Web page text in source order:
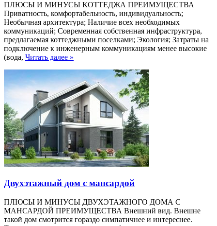
ПЛЮСЫ И МИНУСЫ КОТТЕДЖА ПРЕИМУЩЕСТВА
Приватность, комфортабельность, индивидуальность;
Необычная архитектура; Наличие всех необходимых
коммуникаций; Современная собственная инфраструктура,
предлагаемая коттеджными поселками; Экология; Затраты на
подключение к инженерным коммуникациям менее высокие
(вода, Читать далее »
Двухэтажный дом с мансардой
ПЛЮСЫ И МИНУСЫ ДВУХЭТАЖНОГО ДОМА C
МАНСАРДОЙ ПРЕИМУЩЕСТВА Внешний вид. Внешне
такой дом смотрится гораздо симпатичнее и интереснее.